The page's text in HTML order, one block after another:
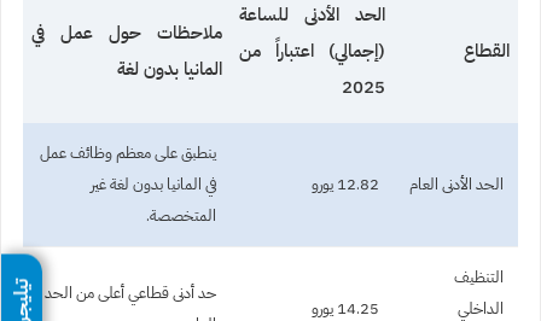
القطاع
الحد الأدنى للساعة
(إجمالي) اعتباراً من
2025
ملاحظات حول عمل في
المانيا بدون لغة
الحد الأدنى العام 12.82 يورو
ينطبق على معظم وظائف عمل
في المانيا بدون لغة غير
المتخصصة.
التنظيف
الداخلي
14.25 يورو
حد أدنى قطاعي أعلى من الحد